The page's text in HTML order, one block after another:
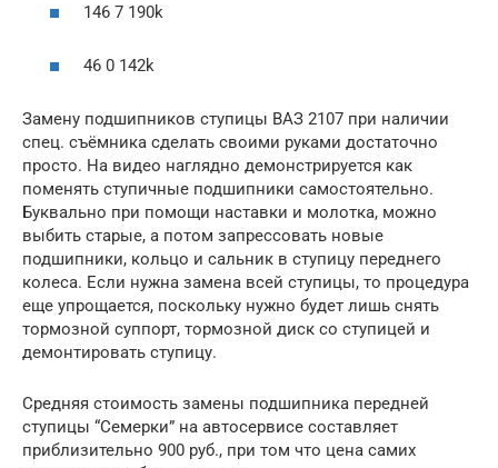
146 7 190k
46 0 142k
Замену подшипников ступицы ВАЗ 2107 при наличии
спец. съёмника сделать своими руками достаточно
просто. На видео наглядно демонстрируется как
поменять ступичные подшипники самостоятельно.
Буквально при помощи наставки и молотка, можно
выбить старые, а потом запрессовать новые
подшипники, кольцо и сальник в ступицу переднего
колеса. Если нужна замена всей ступицы, то процедура
еще упрощается, поскольку нужно будет лишь снять
тормозной суппорт, тормозной диск со ступицей и
демонтировать ступицу.
Средняя стоимость замены подшипника передней
ступицы “Семерки” на автосервисе составляет
приблизительно 900 руб., при том что цена самих